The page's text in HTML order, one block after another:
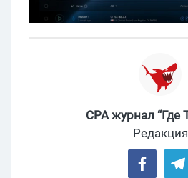
CPA журнал “Где
Редакция